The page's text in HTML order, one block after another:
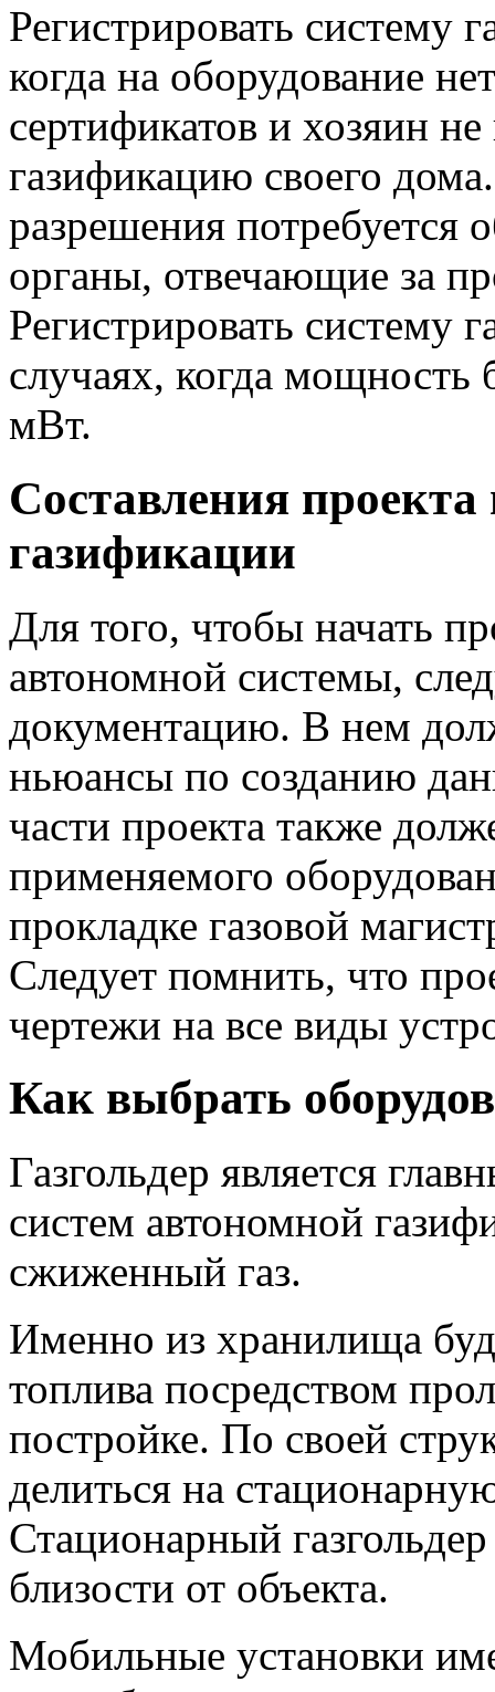
Регистрировать систему
когда на оборудование
сертификатов и хозяин
газификацию своего
разрешения потребуется
органы, отвечающие за
Регистрировать систему
случаях, когда мощность
мВт.
Составления
газификации
Для того, чтобы начать
автономной системы,
документацию. В нем
ньюансы по созданию
части проекта также
применяемого
прокладке газовой
Следует помнить, что
чертежи на все виды
Как выбрать
Газгольдер является
систем автономной
сжиженный газ.
Именно из хранилища
топлива посредством
постройке. По своей
делиться на
Стационарный
близости от объекта.
Мобильные установки